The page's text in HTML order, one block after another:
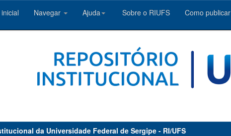
Navegar Ajuda Sobre o RIUFS Como publicar
da Universidade Federal de Sergipe - RI/UFS